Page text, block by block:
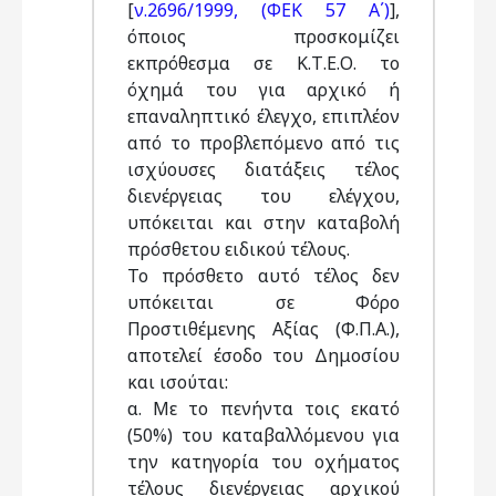
[ν.2696/1999, (ΦΕΚ 57 Α΄)],
όποιος προσκομίζει
εκπρόθεσμα σε Κ.Τ.Ε.Ο. το
όχημά του για αρχικό ή
επαναληπτικό έλεγχο, επιπλέον
από το προβλεπόμενο από τις
ισχύουσες διατάξεις τέλος
διενέργειας του ελέγχου,
υπόκειται και στην καταβολή
πρόσθετου ειδικού τέλους.
Το πρόσθετο αυτό τέλος δεν
υπόκειται σε Φόρο
Προστιθέμενης Αξίας (Φ.Π.Α.),
αποτελεί έσοδο του Δημοσίου
και ισούται:
α. Με το πενήντα τοις εκατό
(50%) του καταβαλλόμενου για
την κατηγορία του οχήματος
τέλους διενέργειας αρχικού